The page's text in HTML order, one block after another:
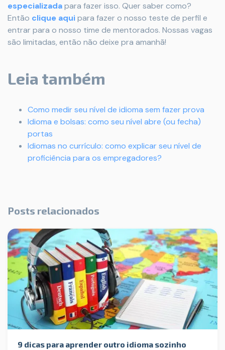
especializadapara fazer isso. Quer saber como?
Então clique aquipara fazer o nosso teste de perfil e
entrar para o nosso time de mentorados. Nossas vagas
são limitadas, então não deixe pra amanhã!
Leia também
Como medir seu nível de idioma sem fazer prova
Idioma e bolsas: como seu nível abre (ou fecha)
portas
Idiomas no currículo: como explicar seu nível de
proficiência para os empregadores?
Posts relacionados
9 dicas para aprender outro idioma sozinho